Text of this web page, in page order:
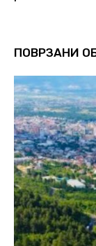
ПОВРЗАНИ